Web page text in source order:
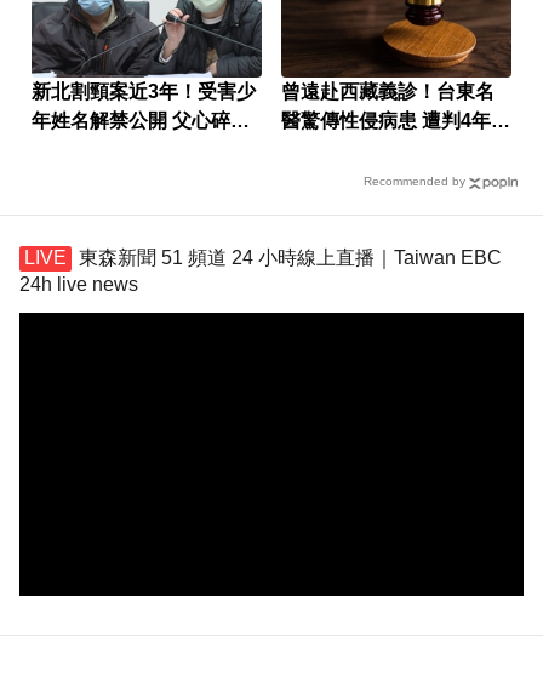
新北割頸案近3年！受害少
年姓名解禁公開 父心碎發
曾遠赴西藏義診！台東名
醫驚傳性侵病患 遭判4年8
Recommended by
東森新聞 51 頻道 24 小時線上直播｜Taiwan EBC
24h live news